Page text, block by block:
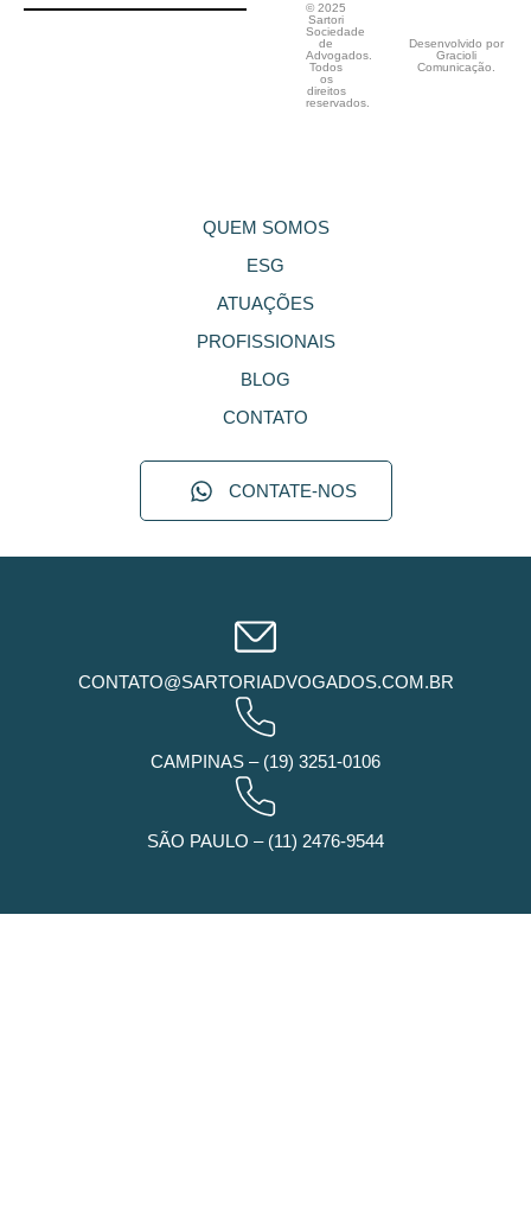
© 2025
Sartori
Sociedade
de
Advogados.
Todos
os
direitos
reservados.
Desenvolvido por
Gracioli
Comunicação.
QUEM SOMOS
ESG
ATUAÇÕES
PROFISSIONAIS
BLOG
CONTATO
CONTATE-NOS
CONTATO@SARTORIADVOGADOS.COM.BR
CAMPINAS – (19) 3251-0106
SÃO PAULO – (11) 2476-9544